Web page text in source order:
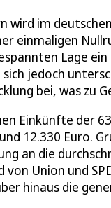
wird im deutschen
einmaligen
Lage
jedoch
bei, was zu
Einkünfte der
12.330 Euro.
an die
Union und
hinaus die